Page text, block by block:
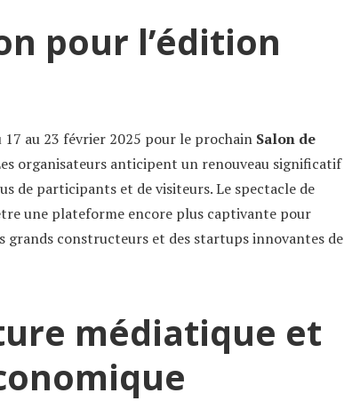
pour l’édition
17 au 23 février 2025 pour le prochain Salon de
organisateurs anticipent un renouveau significatif
de participants et de visiteurs. Le spectacle de
une plateforme encore plus captivante pour
grands constructeurs et des startups innovantes de
médiatique et